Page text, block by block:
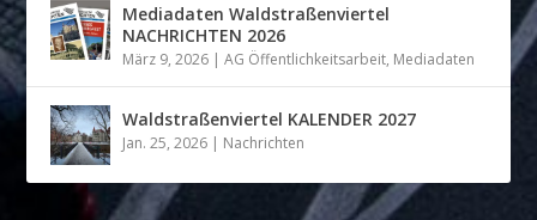
Mediadaten Waldstraßenviertel
NACHRICHTEN 2026
März 9, 2026 |AG Öffentlichkeitsarbeit, Mediadaten
Waldstraßenviertel KALENDER 2027
Jan. 25, 2026 | Nachrichten